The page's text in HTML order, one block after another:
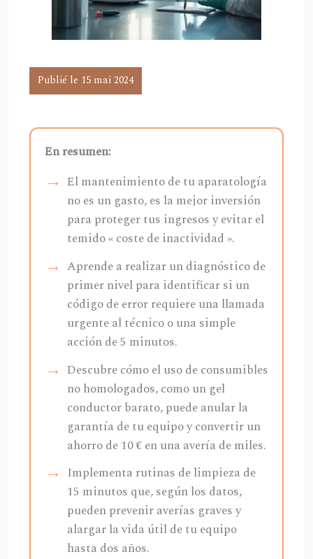
Publié le 15 mai 2024
En resumen:
El mantenimiento de tu aparatología
no es un gasto, es la mejor inversión
para proteger tus ingresos y evitar el
temido « coste de inactividad ».
Aprende a realizar un diagnóstico de
primer nivel para identificar si un
código de error requiere una llamada
urgente al técnico o una simple
acción de 5 minutos.
Descubre cómo el uso de consumibles
no homologados, como un gel
conductor barato, puede anular la
garantía de tu equipo y convertir un
ahorro de 10 € en una avería de miles.
Implementa rutinas de limpieza de
15 minutos que, según los datos,
pueden prevenir averías graves y
alargar la vida útil de tu equipo
hasta dos años.